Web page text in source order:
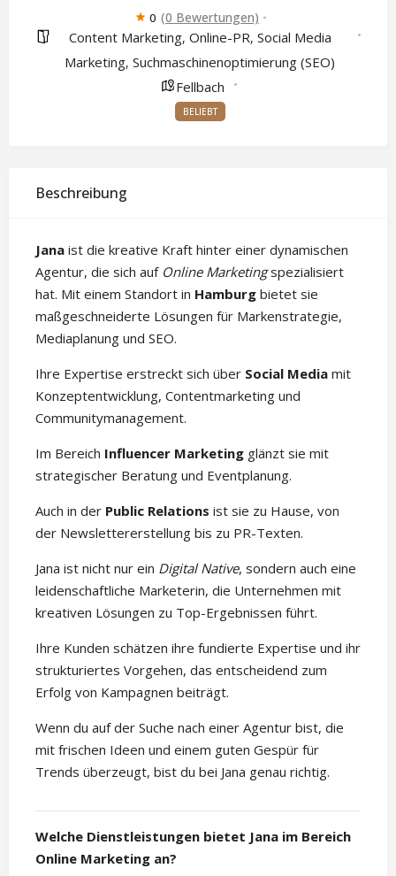
0 (0 Bewertungen)
Content Marketing, Online-PR, Social Media
Marketing, Suchmaschinenoptimierung (SEO)
Fellbach
BELIEBT
Beschreibung
Jana ist die kreative Kraft hinter einer dynamischen
Agentur, die sich auf Online Marketingspezialisiert
hat. Mit einem Standort in Hamburg bietet sie
maßgeschneiderte Lösungen für Markenstrategie,
Mediaplanung und SEO.
Ihre Expertise erstreckt sich über Social Media mit
Konzeptentwicklung, Contentmarketing und
Communitymanagement.
Im Bereich Influencer Marketing glänzt sie mit
strategischer Beratung und Eventplanung.
Auch in der Public Relations ist sie zu Hause, von
der Newslettererstellung bis zu PR-Texten.
Jana ist nicht nur ein Digital Native, sondern auch eine
leidenschaftliche Marketerin, die Unternehmen mit
kreativen Lösungen zu Top-Ergebnissen führt.
Ihre Kunden schätzen ihre fundierte Expertise und ihr
strukturiertes Vorgehen, das entscheidend zum
Erfolg von Kampagnen beiträgt.
Wenn du auf der Suche nach einer Agentur bist, die
mit frischen Ideen und einem guten Gespür für
Trends überzeugt, bist du bei Jana genau richtig.
Welche Dienstleistungen bietet Jana im Bereich
Online Marketing an?